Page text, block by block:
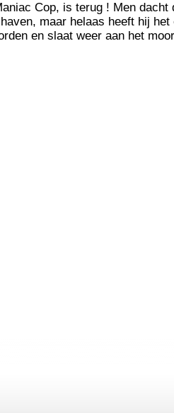
Cop, is terug ! Men dacht
maar helaas heeft hij
en slaat weer aan het